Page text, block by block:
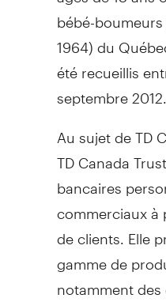
bébé-
1964) du
été recueillis
septembre 2012.
Au sujet de TD
TD Canada
bancaires
commerciaux à
de clients. Elle
gamme de
notamment